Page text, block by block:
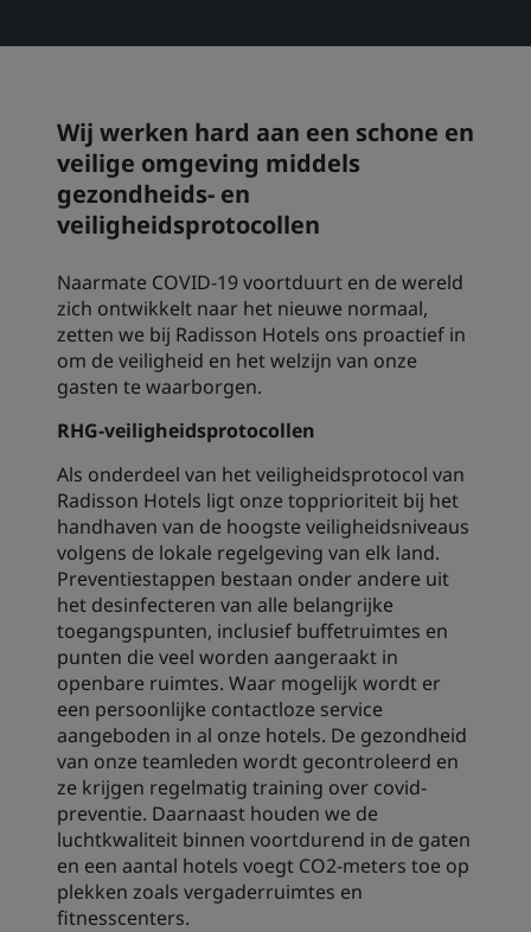
Prize by Radisson Country Inn & Suites
Jin Jiang
Kunlun
Bezoek onze blog
Wij werken hard aan een schone en
veilige omgeving middels
gezondheids- en
veiligheidsprotocollen
Naarmate COVID-19 voortduurt en de wereld
zich ontwikkelt naar het nieuwe normaal,
zetten we bij Radisson Hotels ons proactief in
om de veiligheid en het welzijn van onze
gasten te waarborgen.
RHG-veiligheidsprotocollen
Als onderdeel van het veiligheidsprotocol van
Radisson Hotels ligt onze topprioriteit bij het
handhaven van de hoogste veiligheidsniveaus
volgens de lokale regelgeving van elk land.
Preventiestappen bestaan onder andere uit
het desinfecteren van alle belangrijke
toegangspunten, inclusief buffetruimtes en
punten die veel worden aangeraakt in
openbare ruimtes. Waar mogelijk wordt er
een persoonlijke contactloze service
aangeboden in al onze hotels. De gezondheid
van onze teamleden wordt gecontroleerd en
ze krijgen regelmatig training over covid-
preventie. Daarnaast houden we de
luchtkwaliteit binnen voortdurend in de gaten
en een aantal hotels voegt CO2-meters toe op
plekken zoals vergaderruimtes en
fitnesscenters.